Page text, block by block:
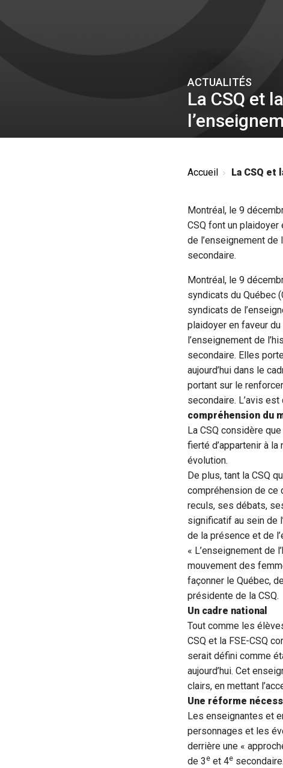
ACTUALITÉS
La CSQ et
Accueil La CSQ et
Montréal, le 9
CSQ font un
de l’enseignement de
secondaire.
Montréal, le 9
syndicats du Québec
syndicats de
plaidoyer en faveur
l’enseignement de
secondaire. Elles
aujourd’hui dans le
portant sur le
secondaire. L’avis
compréhension du
La CSQ considère
fierté d’appartenir à
évolution.
De plus, tant la CSQ
compréhension de ce
reculs, ses débats,
significatif au sein de
de la présence et de
« L’enseignement de
mouvement des
façonner le Québec,
présidente de la CSQ.
Un cadre national
Tout comme les
CSQ et la FSE-CSQ
serait défini comme
aujourd’hui. Cet
clairs, en mettant
Une réforme
Les enseignantes et
personnages et les
derrière une «
de 3 e et 4e secondaire.